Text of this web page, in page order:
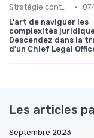
Stratégie contentieuse •
L'art de naviguer les
complexités
Descendez dans la
d'un Chief Legal
Les articles
Septembre 2023